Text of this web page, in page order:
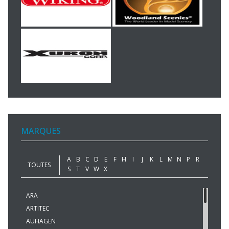
MARQUES
TOUTES
A B C D E F H I J K L M N P
R
S
T V W X
ARA
ARTITEC
AUHAGEN